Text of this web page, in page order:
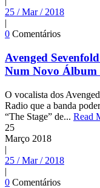
25 / Mar / 2018
|
0 Comentários
Avenged
Num Novo Álbum
O vocalista dos
Radio que a banda
“The Stage” de... Read
25
Março 2018
|
25 / Mar / 2018
|
0 Comentários